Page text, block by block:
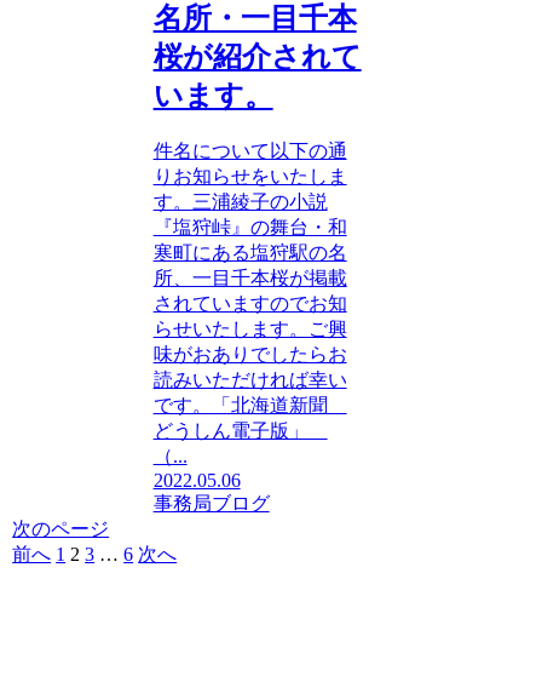
名所・一目千本
桜が紹介されて
います。
件名について以下の通
りお知らせをいたしま
す。三浦綾子の小説
『塩狩峠』の舞台・和
寒町にある塩狩駅の名
所、一目千本桜が掲載
されていますのでお知
らせいたします。ご興
味がおありでしたらお
読みいただければ幸い
です。「北海道新聞
どうしん電子版」
（...
2022.05.06
事務局ブログ
次のページ
前へ 1 2 3 … 6 次へ